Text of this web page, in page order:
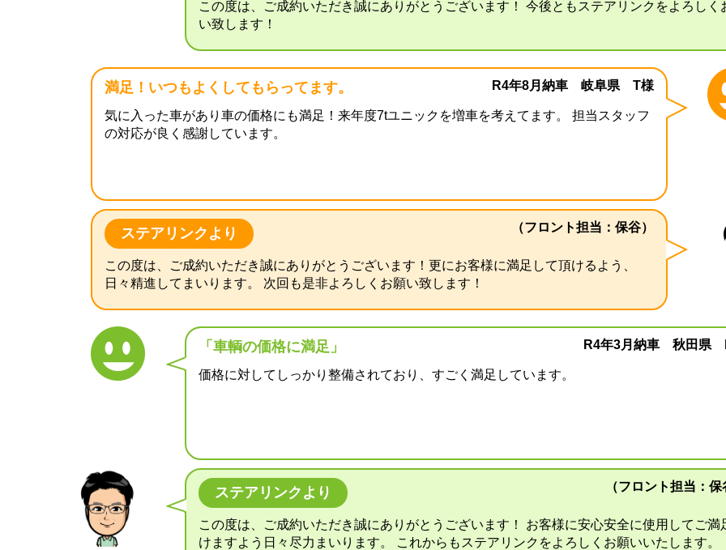
この度は、ご成約いただき誠にありがとうございます！ 今後ともステアリンクをよろしく
い致します！
満足！いつもよくしてもらってます。 R4年8月納車 岐阜県 T様
気に入った車があり車の価格にも満足！来年度7tユニックを増車を考えてます。 担当スタッフ
の対応が良く感謝しています。
ステアリンクより （フロント担当：保谷）
この度は、ご成約いただき誠にありがとうございます！更にお客様に満足して頂けるよう、
日々精進してまいります。 次回も是非よろしくお願い致します！
「車輌の価格に満足」 R4年3月納車 秋田県
価格に対してしっかり整備されており、すごく満足しています。
ステアリンクより （フロント担当：保
この度は、ご成約いただき誠にありがとうございます！ お客様に安心安全に使用してご満
けますよう日々尽力まいります。 これからもステアリンクをよろしくお願いいたします。